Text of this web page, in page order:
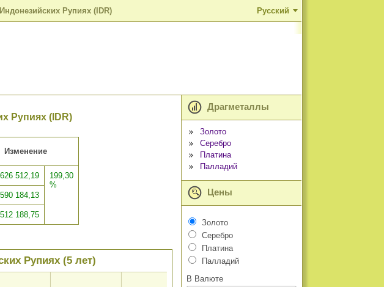
Рупиях (IDR) Русский
Рупиях (IDR)
Изменение
512,19
199,30
%
184,13
188,75
Рупиях (5 лет)
Драгметаллы
Золото
Серебро
Платина
Палладий
Цены
Золото
Серебро
Платина
Палладий
В Валюте